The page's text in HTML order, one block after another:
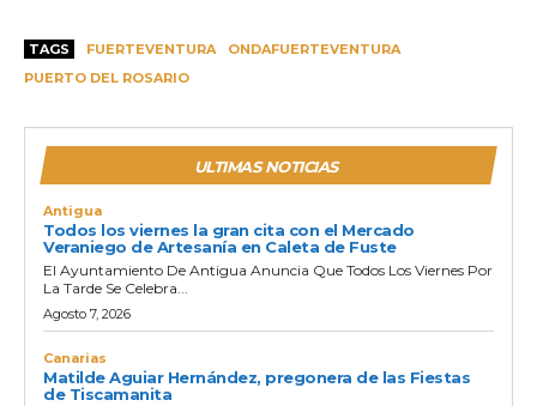
TAGS FUERTEVENTURA
ONDAFUERTEVENTURA
PUERTO DEL ROSARIO
ULTIMAS NOTICIAS
Antigua
Todos los viernes la gran cita con el Mercado
Veraniego de Artesanía en Caleta de Fuste
El Ayuntamiento De Antigua Anuncia Que Todos Los Viernes Por
La Tarde Se Celebra...
Agosto 7, 2026
Canarias
Matilde Aguiar Hernández, pregonera de las Fiestas
de Tiscamanita